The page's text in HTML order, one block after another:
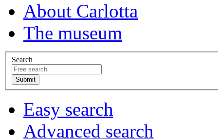
About Carlotta
The museum
Search
Easy search
Advanced search